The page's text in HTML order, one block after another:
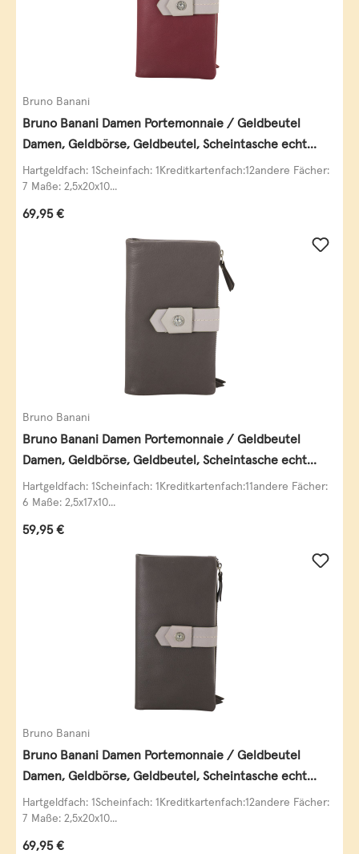
Bruno Banani
Bruno Banani Damen Portemonnaie / Geldbeutel
Damen, Geldbörse, Geldbeutel, Scheintasche echt
Leder
Hartgeldfach: 1Scheinfach: 1Kreditkartenfach:12andere Fächer:
7 Maße: 2,5x20x10...
Regulärer Preis:
69,95 €
Bruno Banani
Bruno Banani Damen Portemonnaie / Geldbeutel
Damen, Geldbörse, Geldbeutel, Scheintasche echt
Leder
Hartgeldfach: 1Scheinfach: 1Kreditkartenfach:11andere Fächer:
6 Maße: 2,5x17x10...
Regulärer Preis:
59,95 €
Bruno Banani
Bruno Banani Damen Portemonnaie / Geldbeutel
Damen, Geldbörse, Geldbeutel, Scheintasche echt
Leder
Hartgeldfach: 1Scheinfach: 1Kreditkartenfach:12andere Fächer:
7 Maße: 2,5x20x10...
Regulärer Preis:
69,95 €